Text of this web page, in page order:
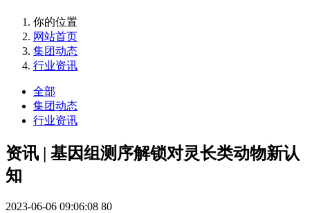
你的位置
网站首页
集团动态
行业资讯
全部
集团动态
行业资讯
资讯 | 基因组测序解锁对灵长类动物新认
知
2023-06-06 09:06:08 80